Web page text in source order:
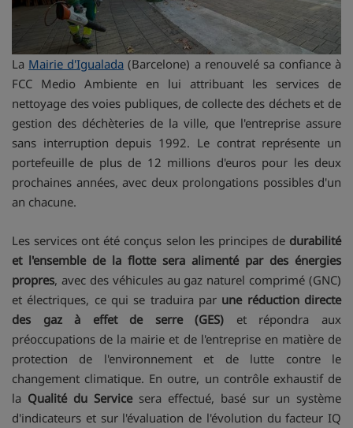
La Mairie d'Igualada (Barcelone) a renouvelé sa confiance à
FCC Medio Ambiente en lui attribuant les services de
nettoyage des voies publiques, de collecte des déchets et de
gestion des déchèteries de la ville, que l'entreprise assure
sans interruption depuis 1992. Le contrat représente un
portefeuille de plus de 12 millions d'euros pour les deux
prochaines années, avec deux prolongations possibles d'un
an chacune.
Les services ont été conçus selon les principes de durabilité
et l'ensemble de la flotte sera alimenté par des énergies
propres, avec des véhicules au gaz naturel comprimé (GNC)
et électriques, ce qui se traduira par une réduction directe
des gaz à effet de serre (GES) et répondra aux
préoccupations de la mairie et de l'entreprise en matière de
protection de l'environnement et de lutte contre le
changement climatique. En outre, un contrôle exhaustif de
la Qualité du Servicesera effectué, basé sur un système
d'indicateurs et sur l'évaluation de l'évolution du facteur IQ